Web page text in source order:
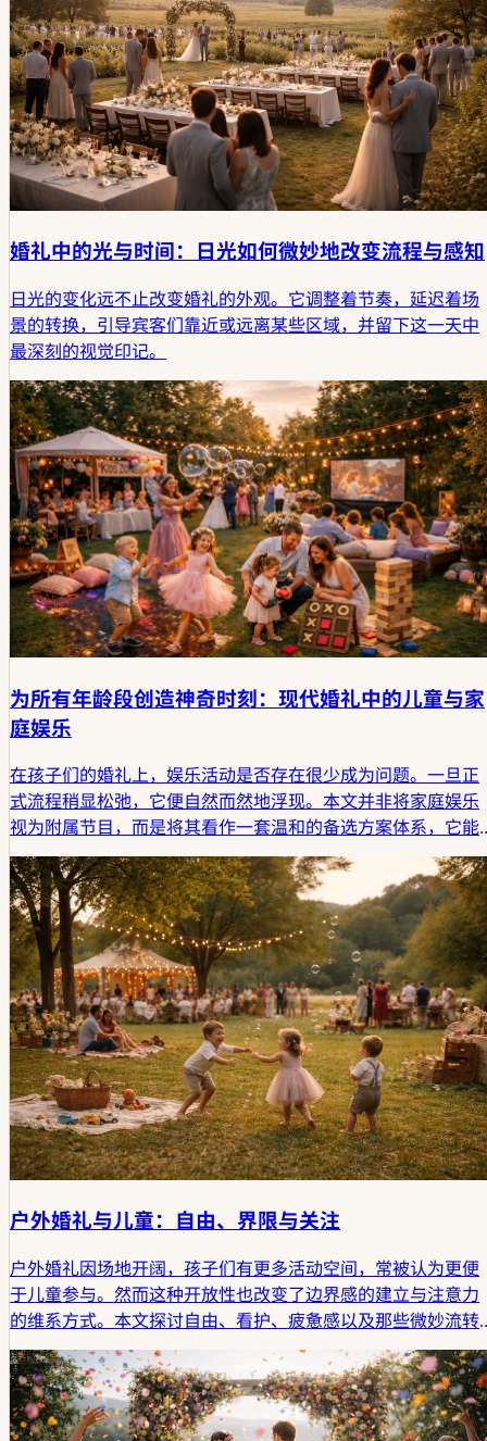
婚礼中的光与时间：日光如何微妙地改变流程与感知
日光的变化远不止改变婚礼的外观。它调整着节奏，延迟着场
景的转换，引导宾客们靠近或远离某些区域，并留下这一天中
最深刻的视觉印记。
为所有年龄段创造神奇时刻：现代婚礼中的儿童与家
庭娱乐
在孩子们的婚礼上，娱乐活动是否存在很少成为问题。一旦正
式流程稍显松弛，它便自然而然地浮现。本文并非将家庭娱乐
视为附属节目，而是将其看作一套温和的备选方案体系，它能
让不同年龄段的宾客在这一天保持从容、愉悦，并留下难忘回
忆。
户外婚礼与儿童：自由、界限与关注
户外婚礼因场地开阔，孩子们有更多活动空间，常被认为更便
于儿童参与。然而这种开放性也改变了边界感的建立与注意力
的维系方式。本文探讨自由、看护、疲惫感以及那些微妙流转
的瞬间，如何共同塑造出真正适合儿童的户外庆典体验。